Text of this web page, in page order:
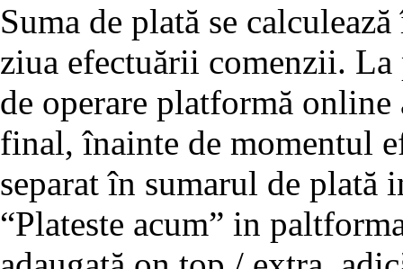
Suma de plată se
ziua efectuării comenzii. La
de operare platformă
final, înainte de momentul
separat în sumarul de plată
“Plateste acum” in